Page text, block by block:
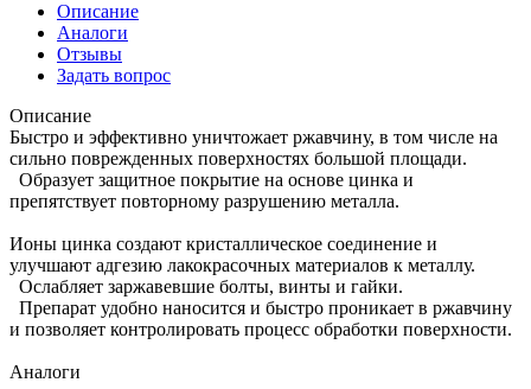
Описание
Аналоги
Отзывы
Задать вопрос
Описание
Быстро и эффективно уничтожает ржавчину, в том числе на
сильно поврежденных поверхностях большой площади.
Образует защитное покрытие на основе цинка и
препятствует повторному разрушению металла.
Ионы цинка создают кристаллическое соединение и
улучшают адгезию лакокрасочных материалов к металлу.
Ослабляет заржавевшие болты, винты и гайки.
Препарат удобно наносится и быстро проникает в ржавчину
и позволяет контролировать процесс обработки поверхности.
Аналоги